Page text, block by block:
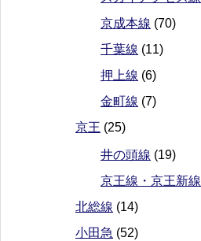
京成本線 (70)
千葉線 (11)
押上線 (6)
金町線 (7)
京王 (25)
井の頭線 (19)
京王線・京王新線
北総線 (14)
小田急 (52)